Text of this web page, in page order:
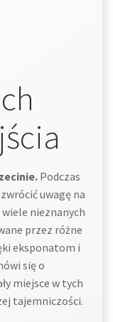
Podczas
uwagę na
nieznanych
przez różne
eksponatom i
się o
miejsce w tych
tajemniczości.